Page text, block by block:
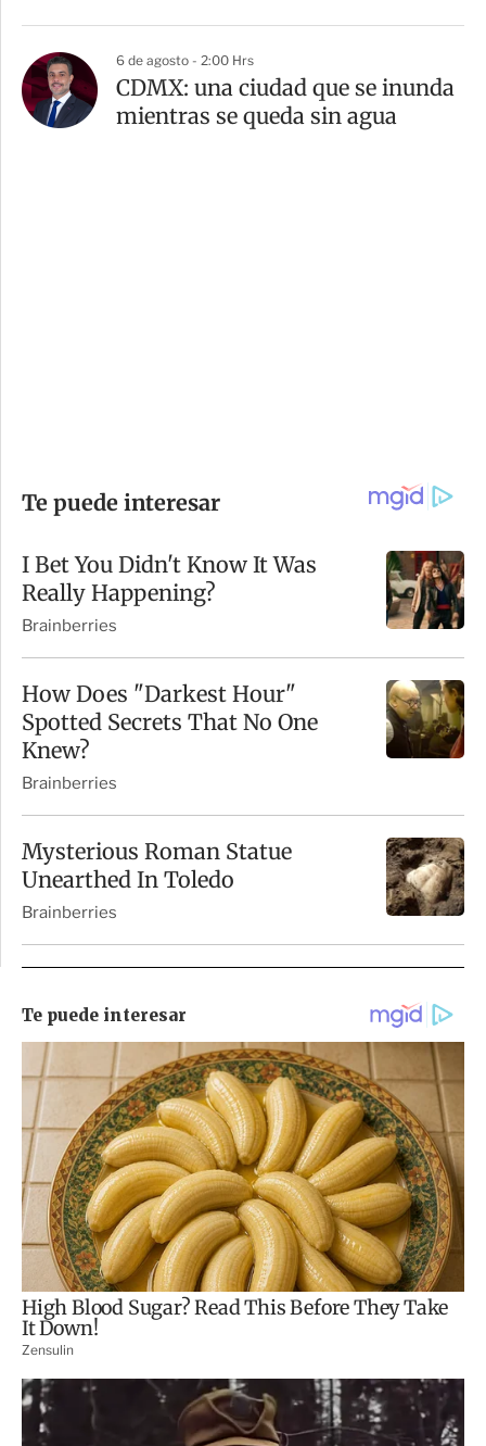
6 de agosto - 2:00 Hrs
CDMX: una ciudad que se inunda
mientras se queda sin agua